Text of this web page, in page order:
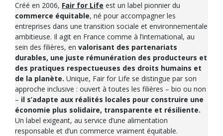
Créé en 2006, Fair for Life est un label pionnier du
commerce équitable, né pour accompagner les
entreprises dans une transition sociale et environnementale
ambitieuse. Il agit en France comme à l’international, au
sein des filières, en valorisant des partenariats
durables, une juste rémunération des producteurs et
des pratiques respectueuses des droits humains et
de la planète. Unique, Fair for Life se distingue par son
approche inclusive : ouvert à toutes les filières – bio ou non
– il s’adapte aux réalités locales pour construire une
économie plus solidaire, transparente et résiliente.
Un label exigeant, au service d’une alimentation
responsable et d’un commerce vraiment équitable.